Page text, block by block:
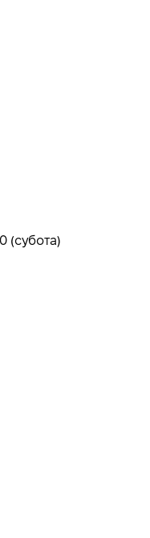
(субота)